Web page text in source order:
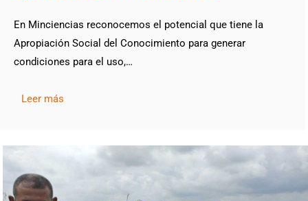
En Minciencias reconocemos el potencial que tiene la
Apropiación Social del Conocimiento para generar
condiciones para el uso,…
Leer más